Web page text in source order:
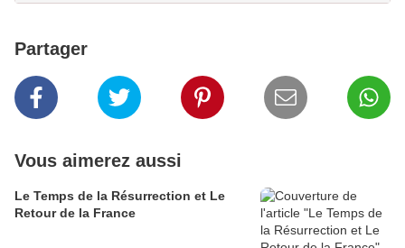
Partager
Vous aimerez aussi
Le Temps de la Résurrection et Le
Retour de la France